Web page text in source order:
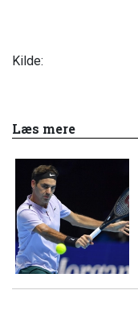
Kilde:
Læs mere